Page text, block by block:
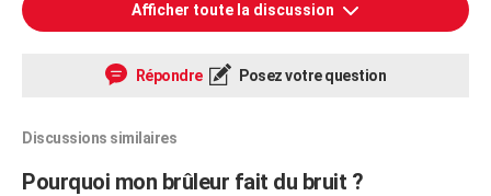
Afficher toute la discussion
Répondre Posez votre question
Discussions similaires
Pourquoi mon brûleur fait du bruit ?